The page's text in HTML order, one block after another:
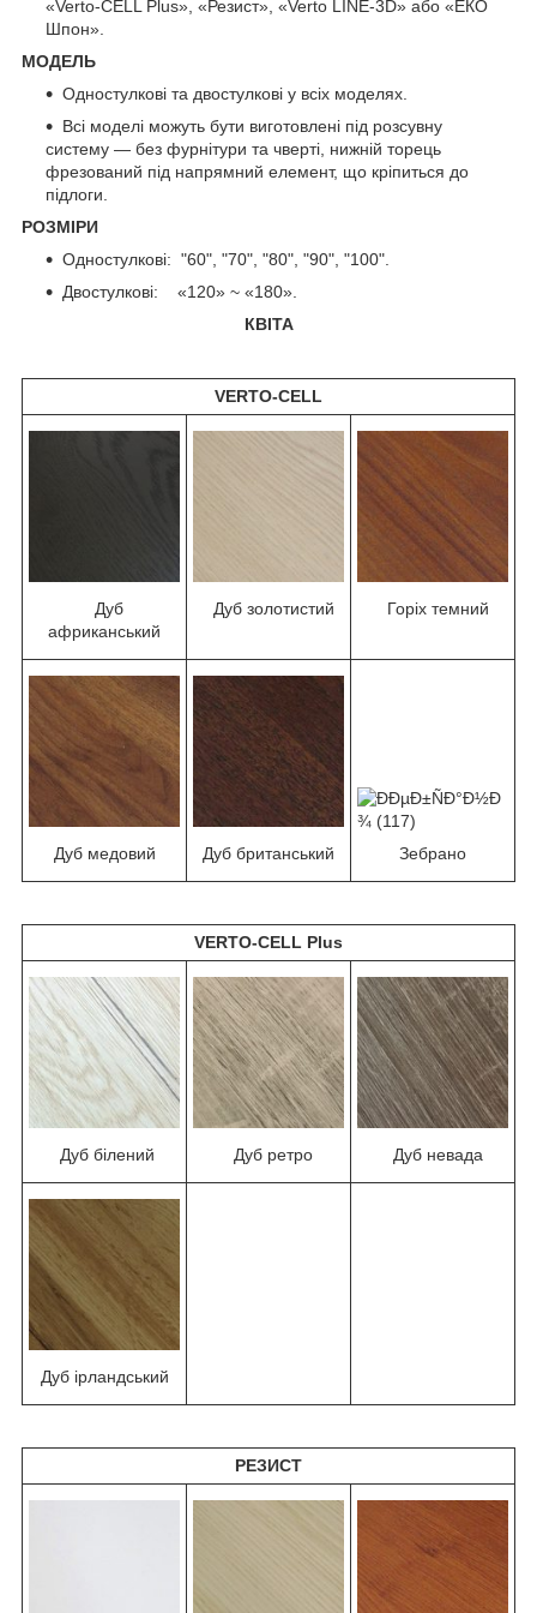
«Verto-CELL Plus», «Резист», «Verto LINE-3D» або «ЕКО
Шпон».
МОДЕЛЬ
Одностулкові та двостулкові у всіх моделях.
Всі моделі можуть бути виготовлені під розсувну
систему — без фурнітури та чверті, нижній торець
фрезований під напрямний елемент, що кріпиться до
підлоги.
РОЗМІРИ
Одностулкові: "60", "70", "80", "90", "100".
Двостулкові: «120» ~ «180».
КВІТА
VERTO-CELL
Дуб
африканський
Дуб золотистий Горіх темний
Дуб медовий Дуб британський Зебрано
VERTO-CELL Plus
Дуб білений Дуб ретро Дуб невада
Дуб ірландський
РЕЗИСТ